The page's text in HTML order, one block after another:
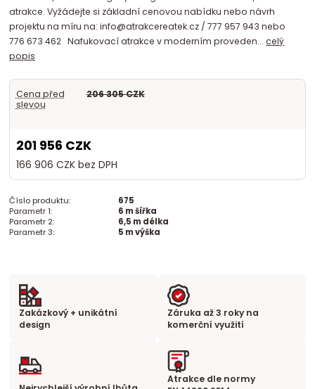
atrakce. Vyžádejte si základní cenovou nabídku nebo návrh
projektu na míru na: info@atrakcereatek.cz / 777 957 943 nebo
776 673 462 Nafukovací atrakce v moderním proveden...celý
popis
Cena před
slevou
206 305 CZK
201 956 CZK
166 906 CZK bez DPH
Číslo produktu:
675
Parametr 1:
6 m šířka
Parametr 2:
6,5 m délka
Parametr 3:
5 m výška
Zakázkový + unikátní
design
Záruka až 3 roky na
komerční využití
Atrakce dle normy